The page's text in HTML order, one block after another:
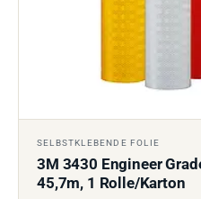
SELBSTKLEBENDE FOLIE
3M 3430 Engineer
45,7m, 1 Rolle/Karton